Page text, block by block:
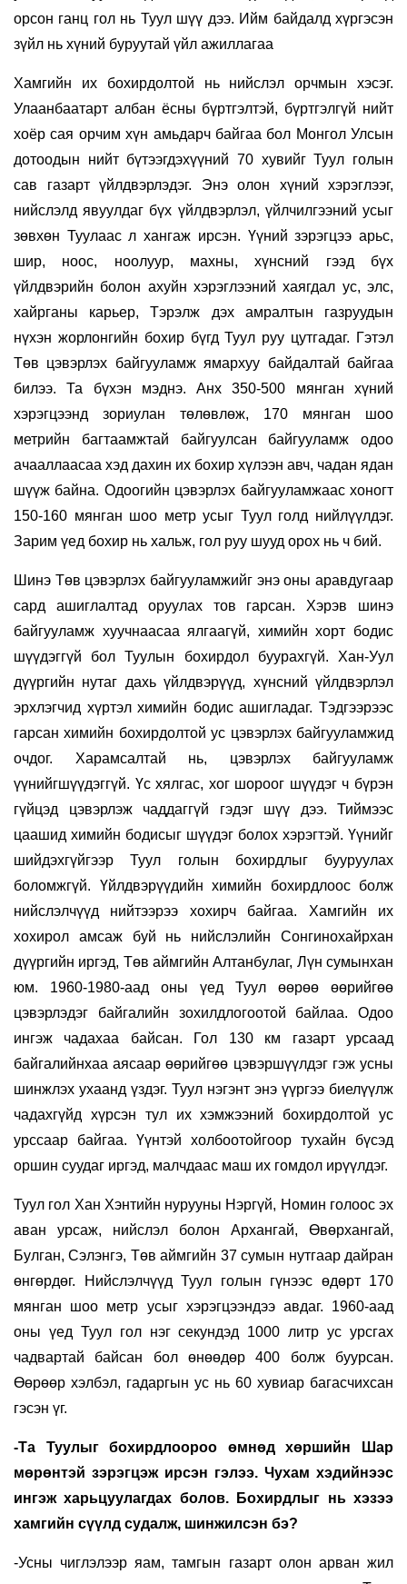
орсон ганц гол нь Туул шүү дээ. Ийм байдалд хүргэсэн
зүйл нь хүний буруутай үйл ажиллагаа
Хамгийн их бохирдолтой нь нийслэл орчмын хэсэг.
Улаанбаатарт албан ёсны бүртгэлтэй, бүртгэлгүй нийт
хоёр сая орчим хүн амьдарч байгаа бол Монгол Улсын
дотоодын нийт бүтээгдэхүүний 70 хувийг Туул голын
сав газарт үйлдвэрлэдэг. Энэ олон хүний хэрэглээг,
нийслэлд явуулдаг бүх үйлдвэрлэл, үйлчилгээний усыг
зөвхөн Туулаас л хангаж ирсэн. Үүний зэрэгцээ арьс,
шир, ноос, ноолуур, махны, хүнсний гээд бүх
үйлдвэрийн болон ахуйн хэрэглээний хаягдал ус, элс,
хайрганы карьер, Тэрэлж дэх амралтын газруудын
нүхэн жорлонгийн бохир бүгд Туул руу цутгадаг. Гэтэл
Төв цэвэрлэх байгууламж ямархуу байдалтай байгаа
билээ. Та бүхэн мэднэ. Анх 350-500 мянган хүний
хэрэгцээнд зориулан төлөвлөж, 170 мянган шоо
метрийн багтаамжтай байгуулсан байгууламж одоо
ачааллаасаа хэд дахин их бохир хүлээн авч, чадан ядан
шүүж байна. Одоогийн цэвэрлэх байгууламжаас хоногт
150-160 мянган шоо метр усыг Туул голд нийлүүлдэг.
Зарим үед бохир нь хальж, гол руу шууд орох нь ч бий.
Шинэ Төв цэвэрлэх байгууламжийг энэ оны аравдугаар
сард ашиглалтад оруулах тов гарсан. Хэрэв шинэ
байгууламж хуучнаасаа ялгаагүй, химийн хорт бодис
шүүдэггүй бол Туулын бохирдол буурахгүй. Хан-Уул
дүүргийн нутаг дахь үйлдвэрүүд, хүнсний үйлдвэрлэл
эрхлэгчид хүртэл химийн бодис ашигладаг. Тэдгээрээс
гарсан химийн бохирдолтой ус цэвэрлэх байгууламжид
очдог. Харамсалтай нь, цэвэрлэх байгууламж
үүнийгшүүдэггүй. Үс хялгас, хог шороог шүүдэг ч бүрэн
гүйцэд цэвэрлэж чаддаггүй гэдэг шүү дээ. Тиймээс
цаашид химийн бодисыг шүүдэг болох хэрэгтэй. Үүнийг
шийдэхгүйгээр Туул голын бохирдлыг бууруулах
боломжгүй. Үйлдвэрүүдийн химийн бохирдлоос болж
нийслэлчүүд нийтээрээ хохирч байгаа. Хамгийн их
хохирол амсаж буй нь нийслэлийн Сонгинохайрхан
дүүргийн иргэд, Төв аймгийн Алтанбулаг, Лүн сумынхан
юм. 1960-1980-аад оны үед Туул өөрөө өөрийгөө
цэвэрлэдэг байгалийн зохилдлогоотой байлаа. Одоо
ингэж чадахаа байсан. Гол 130 км газарт урсаад
байгалийнхаа аясаар өөрийгөө цэвэршүүлдэг гэж усны
шинжлэх ухаанд үздэг. Туул нэгэнт энэ үүргээ биелүүлж
чадахгүйд хүрсэн тул их хэмжээний бохирдолтой ус
урссаар байгаа. Үүнтэй холбоотойгоор тухайн бүсэд
оршин суудаг иргэд, малчдаас маш их гомдол ирүүлдэг.
Туул гол Хан Хэнтийн нурууны Нэргүй, Номин голоос эх
аван урсаж, нийслэл болон Архангай, Өвөрхангай,
Булган, Сэлэнгэ, Төв аймгийн 37 сумын нутгаар дайран
өнгөрдөг. Нийслэлчүүд Туул голын гүнээс өдөрт 170
мянган шоо метр усыг хэрэгцээндээ авдаг. 1960-аад
оны үед Туул гол нэг секундэд 1000 литр ус урсгах
чадвартай байсан бол өнөөдөр 400 болж буурсан.
Өөрөөр хэлбэл, гадаргын ус нь 60 хувиар багасчихсан
гэсэн үг.
-Та Туулыг бохирдлоороо өмнөд хөршийн Шар
мөрөнтэй зэрэгцэж ирсэн гэлээ. Чухам хэдийнээс
ингэж харьцуулагдах болов. Бохирдлыг нь хэзээ
хамгийн сүүлд судалж, шинжилсэн бэ?
-Усны чиглэлээр яам, тамгын газарт олон арван жил